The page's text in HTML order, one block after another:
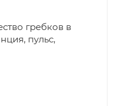
гребков в
пульс,